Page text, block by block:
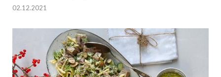
02.12.2021